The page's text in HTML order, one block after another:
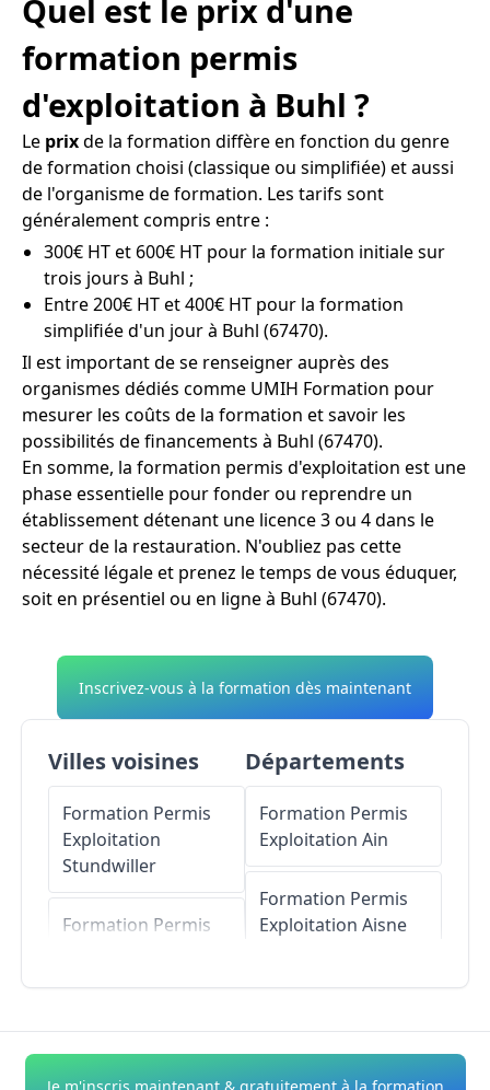
Quel est le prix d'une
formation permis
d'exploitation à Buhl ?
Le prixde la formation diffère en fonction du genre
de formation choisi (classique ou simplifiée) et aussi
de l'organisme de formation. Les tarifs sont
généralement compris entre :
300€ HT et 600€ HT pour la formation initiale sur
trois jours à Buhl ;
Entre 200€ HT et 400€ HT pour la formation
simplifiée d'un jour à Buhl (67470).
Il est important de se renseigner auprès des
organismes dédiés comme UMIH Formation pour
mesurer les coûts de la formation et savoir les
possibilités de financements à Buhl (67470).
En somme, la formation permis d'exploitation est une
phase essentielle pour fonder ou reprendre un
établissement détenant une licence 3 ou 4 dans le
secteur de la restauration. N'oubliez pas cette
nécessité légale et prenez le temps de vous éduquer,
soit en présentiel ou en ligne à Buhl (67470).
Inscrivez-vous à la formation dès maintenant
Villes voisines
Formation Permis
Exploitation
Stundwiller
Formation Permis
Formation Permis
Exploitation
Départements
Formation Permis
Exploitation Ain
Formation Permis
Exploitation Aisne
Formation Permis
Je m'inscris maintenant & gratuitement à la formation